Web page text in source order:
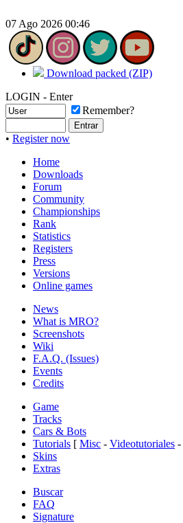
07 Ago 2026 00:46
Download packed (ZIP)
LOGIN - Enter
Remember?
• Register now
Home
Downloads
Forum
Community
Championships
Rank
Statistics
Registers
Press
Versions
Online games
News
What is MRO?
Screenshots
Wiki
F.A.Q. (Issues)
Events
Credits
Game
Tracks
Cars & Bots
Tutorials [ Misc - Videotutoriales -
Skins
Extras
Buscar
FAQ
Signature